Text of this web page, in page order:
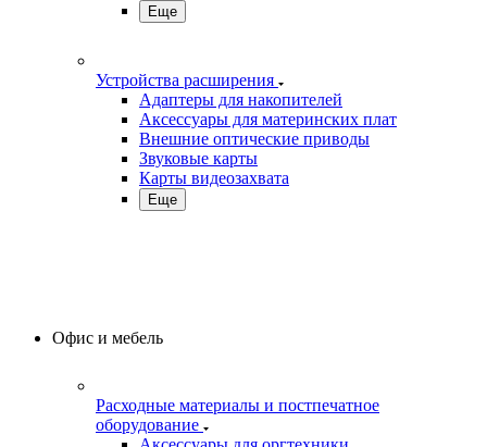
Еще
Устройства расширения
Адаптеры для накопителей
Аксессуары для материнских плат
Внешние оптические приводы
Звуковые карты
Карты видеозахвата
Еще
Офис и мебель
Расходные материалы и постпечатное
оборудование